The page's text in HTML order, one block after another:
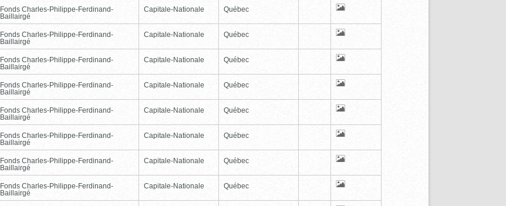
Fonds Charles-Philippe-Ferdinand-
Baillairgé
Capitale-Nationale Québec
Fonds Charles-Philippe-Ferdinand-
Baillairgé
Capitale-Nationale Québec
Fonds Charles-Philippe-Ferdinand-
Baillairgé
Capitale-Nationale Québec
Fonds Charles-Philippe-Ferdinand-
Baillairgé
Capitale-Nationale Québec
Fonds Charles-Philippe-Ferdinand-
Baillairgé
Capitale-Nationale Québec
Fonds Charles-Philippe-Ferdinand-
Baillairgé
Capitale-Nationale Québec
Fonds Charles-Philippe-Ferdinand-
Baillairgé
Capitale-Nationale Québec
Fonds Charles-Philippe-Ferdinand-
Baillairgé
Capitale-Nationale Québec